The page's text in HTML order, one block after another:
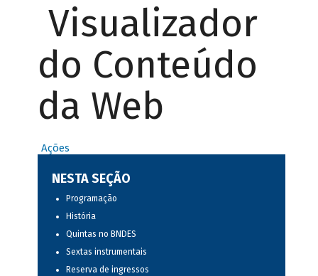
Visualizador
do Conteúdo
da Web
Ações
NESTA SEÇÃO
Programação
História
Quintas no BNDES
Sextas instrumentais
Reserva de ingressos